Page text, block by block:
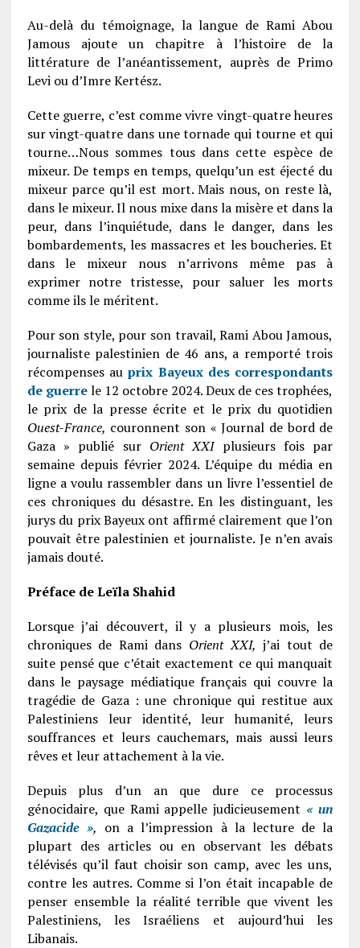
Au-delà du témoignage, la langue de Rami Abou
Jamous ajoute un chapitre à l’histoire de la
littérature de l’anéantissement, auprès de Primo
Levi ou d’Imre Kertész.
Cette guerre, c’est comme vivre vingt-quatre heures
sur vingt-quatre dans une tornade qui tourne et qui
tourne…Nous sommes tous dans cette espèce de
mixeur. De temps en temps, quelqu’un est éjecté du
mixeur parce qu’il est mort. Mais nous, on reste là,
dans le mixeur. Il nous mixe dans la misère et dans la
peur, dans l’inquiétude, dans le danger, dans les
bombardements, les massacres et les boucheries. Et
dans le mixeur nous n’arrivons même pas à
exprimer notre tristesse, pour saluer les morts
comme ils le méritent.
Pour son style, pour son travail, Rami Abou Jamous,
journaliste palestinien de 46 ans, a remporté trois
récompenses auprix Bayeux des correspondants
de guerrele 12 octobre 2024. Deux de ces trophées,
le prix de la presse écrite et le prix du quotidien
Ouest-France, couronnent son « Journal de bord de
Gaza » publié sur Orient XXIplusieurs fois par
semaine depuis février 2024. L’équipe du média en
ligne a voulu rassembler dans un livre l’essentiel de
ces chroniques du désastre. En les distinguant, les
jurys du prix Bayeux ont affirmé clairement que l’on
pouvait être palestinien et journaliste. Je n’en avais
jamais douté.
Préface de Leïla Shahid
Lorsque j’ai découvert, il y a plusieurs mois, les
chroniques de Rami dans Orient XXI, j’ai tout de
suite pensé que c’était exactement ce qui manquait
dans le paysage médiatique français qui couvre la
tragédie de Gaza : une chronique qui restitue aux
Palestiniens leur identité, leur humanité, leurs
souffrances et leurs cauchemars, mais aussi leurs
rêves et leur attachement à la vie.
Depuis plus d’un an que dure ce processus
génocidaire, que Rami appelle judicieusement « un
Gazacide », on a l’impression à la lecture de la
plupart des articles ou en observant les débats
télévisés qu’il faut choisir son camp, avec les uns,
contre les autres. Comme si l’on était incapable de
penser ensemble la réalité terrible que vivent les
Palestiniens, les Israéliens et aujourd’hui les
Libanais.